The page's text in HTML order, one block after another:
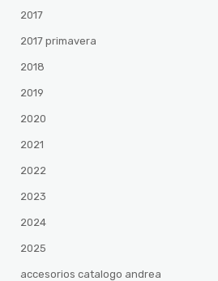
2017
2017 primavera
2018
2019
2020
2021
2022
2023
2024
2025
accesorios catalogo andrea